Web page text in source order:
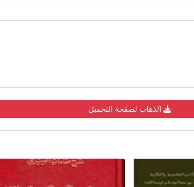
الذهاب لصفحة التحميل